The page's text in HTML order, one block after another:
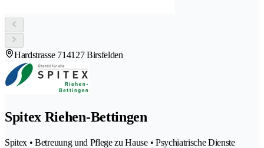
Hardstrasse 714127 Birsfelden
Spitex Riehen-Bettingen
Spitex • Betreuung und Pflege zu Hause • Psychiatrische Dienste